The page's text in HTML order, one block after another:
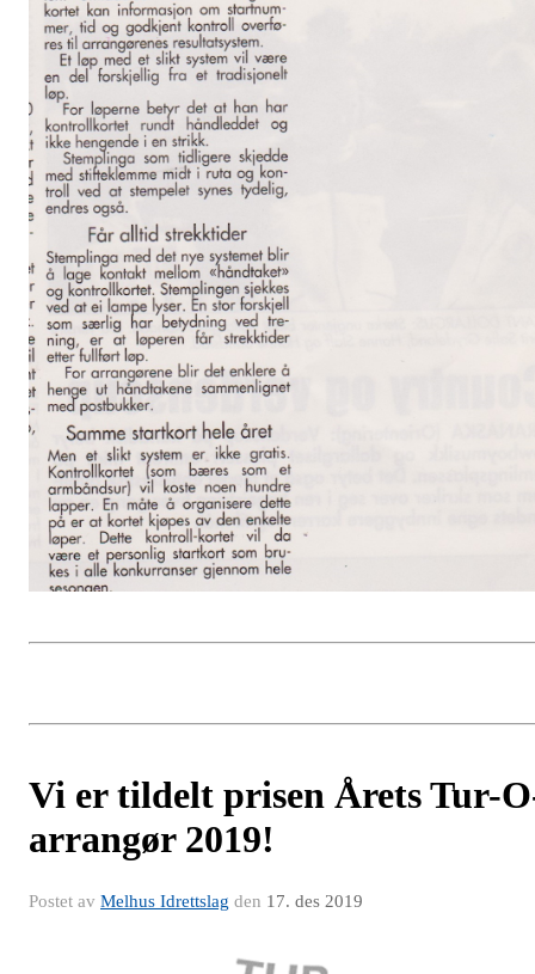
Vi er tildelt prisen Årets Tur-
arrangør 2019!
Postet av Melhus Idrettslag den 17. des 2019